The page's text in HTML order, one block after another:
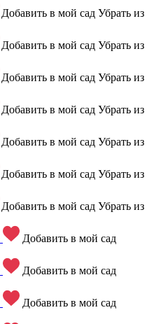
Добавить в мой сад Убрать из
Добавить в мой сад Убрать из
Добавить в мой сад Убрать из
Добавить в мой сад Убрать из
Добавить в мой сад Убрать из
Добавить в мой сад Убрать из
Добавить в мой сад Убрать из
Добавить в мой сад
Добавить в мой сад
Добавить в мой сад